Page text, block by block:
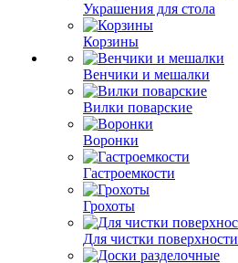
Украшения для стола
Корзины
Венчики и мешалки
Вилки поварские
Воронки
Гастроемкости
Грохоты
Для чистки поверхности